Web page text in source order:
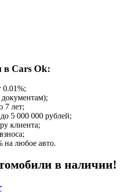
в Cars Ok:
0.01%;
7 лет;
5 000 000 рублей;
клиента;
на любое авто.
в наличии!